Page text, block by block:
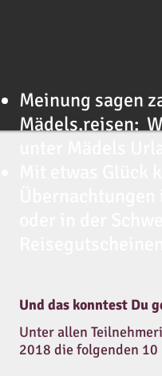
Meinung sagen
Mädels.reisen:
Und das konntest Du
Unter allen
2018 die folgenden 10